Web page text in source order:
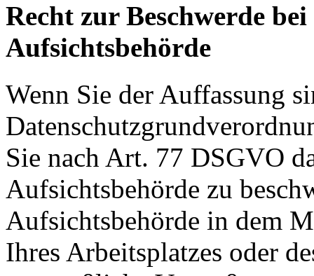
Recht zur Beschwerde
Aufsichtsbehörde
Wenn Sie der Auffassung
Sie nach Art. 77 DSGVO
Aufsichtsbehörde zu
Aufsichtsbehörde in dem
Ihres Arbeitsplatzes oder